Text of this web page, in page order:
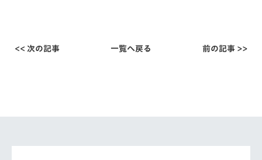
<< 次の記事 一覧へ戻る 前の記事 >>